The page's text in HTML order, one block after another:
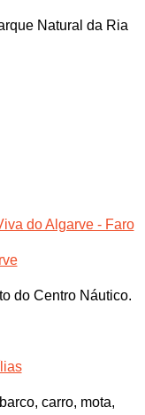
Natural da Ria
do Algarve - Faro
do Centro Náutico.
carro, mota,